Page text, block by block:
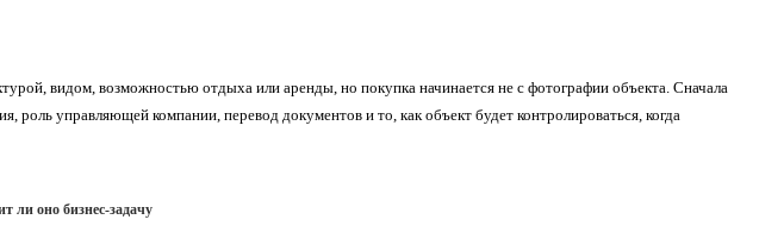
видом, возможностью отдыха или аренды, но покупка начинается не с фотографии объекта. Сначала
роль управляющей компании, перевод документов и то, как объект будет контролироваться, когда
ли оно бизнес-задачу